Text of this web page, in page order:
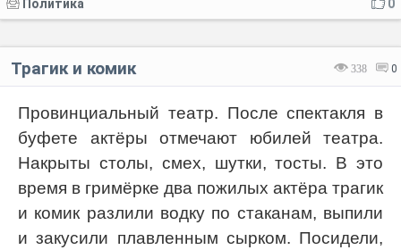
0
Политика
338 0
Трагик и комик
Провинциальный театр. После спектакля в
буфете актёры отмечают юбилей театра.
Накрыты столы, смех, шутки, тосты. В это
время в гримёрке два пожилых актёра трагик
и комик разлили водку по стаканам, выпили
и закусили плавленным сырком. Посидели,